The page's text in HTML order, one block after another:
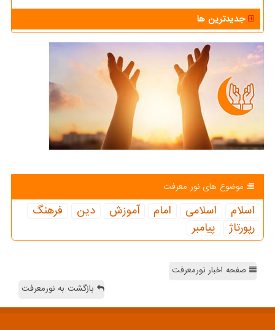
جدیدترین ها
موضوع های نور معرفت
اسلام اسلامی امام آموزش دین
فرهنگ
رپورتاژ
پیامبر
صفحه اخبار نورمعرفت
بازگشت به نورمعرفت